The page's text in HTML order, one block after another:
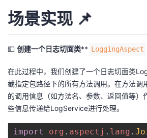
场景实现 📌
💵 创建一个日志切面类** LoggingAspect
在此过程中，我们创建了一个日志切面类
截指定包路径下的所有方法调用。在方法调
的调用信息（如方法名、参数、返回值等）
些信息传递给LogService进行处理。
import org . aspectj . lang .